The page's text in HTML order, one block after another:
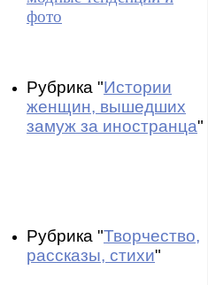
фото
Рубрика "Истории
женщин, вышедших
замуж за иностранца"
Рубрика "Творчество,
рассказы, стихи"